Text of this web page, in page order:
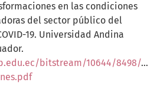
en las condiciones
del sector público del
19. Universidad Andina
bitstream/10644/8498/1/